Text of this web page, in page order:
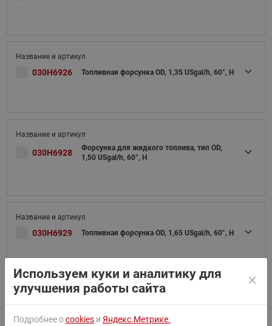
030H6926 Топливная форсунка OD, 1,35 USgal/h, 60°, H
030H6928
Форсунка для жидкого топлива, тип OD,
1,50 USgal/h, 60°, H
030H6929 Топливная форсунка OD, 1,65 USgal/h, 60°, H
класс 0205902813)
Используем куки и аналитику для
улучшения работы сайта
Подробнее оcookies и Яндекс.Метрике.